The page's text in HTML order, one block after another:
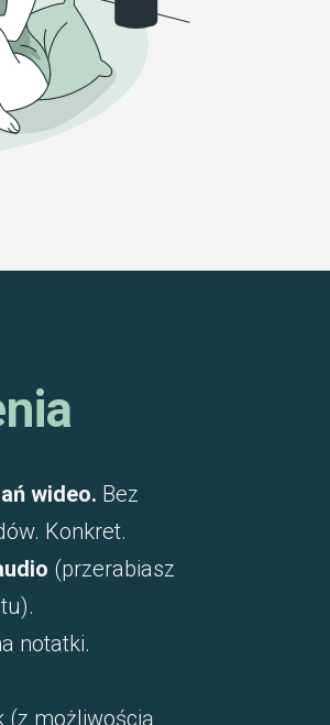
wideo. Bez
Konkret.
(przerabiasz
notatki.
(z możliwością